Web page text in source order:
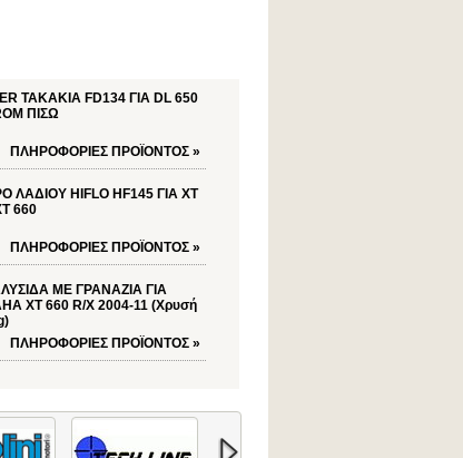
ΤΑΚΑΚΙΑ FD134 ΓΙΑ DL 650
ΠΙΣΩ
ΠΛΗΡΟΦΟΡΙΕΣ ΠΡΟΪΟΝΤΟΣ »
ΛΑΔΙΟΥ HIFLO HF145 ΓΙΑ XT
660
ΠΛΗΡΟΦΟΡΙΕΣ ΠΡΟΪΟΝΤΟΣ »
ΜΕ ΓΡΑΝΑΖΙΑ ΓΙΑ
XT 660 R/X 2004-11 (Χρυσή
ΠΛΗΡΟΦΟΡΙΕΣ ΠΡΟΪΟΝΤΟΣ »